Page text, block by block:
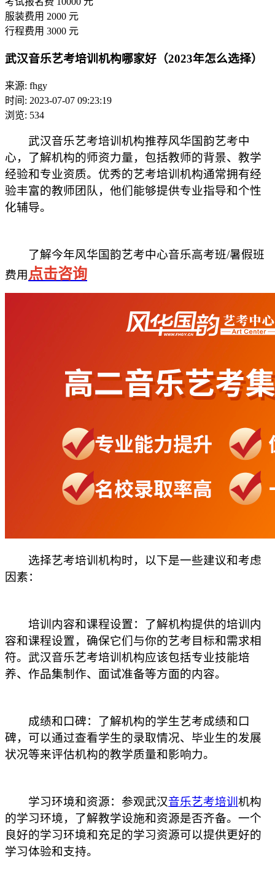
服装费用 2000 元
行程费用 3000 元
武汉音乐艺考培训机构哪家好（2023年怎么选择）
来源: fhgy
时间: 2023-07-07 09:23:19
浏览: 534
武汉音乐艺考培训机构推荐风华国韵艺考中
心，了解机构的师资力量，包括教师的背景、教学
经验和专业资质。优秀的艺考培训机构通常拥有经
验丰富的教师团队，他们能够提供专业指导和个性
化辅导。
了解今年风华国韵艺考中心音乐高考班/暑假班
费用点击咨询
选择艺考培训机构时，以下是一些建议和考虑
因素：
培训内容和课程设置：了解机构提供的培训内
容和课程设置，确保它们与你的艺考目标和需求相
符。武汉音乐艺考培训机构应该包括专业技能培
养、作品集制作、面试准备等方面的内容。
成绩和口碑：了解机构的学生艺考成绩和口
碑，可以通过查看学生的录取情况、毕业生的发展
状况等来评估机构的教学质量和影响力。
学习环境和资源：参观武汉音乐艺考培训 机构
的学习环境，了解教学设施和资源是否齐备。一个
良好的学习环境和充足的学习资源可以提供更好的
学习体验和支持。